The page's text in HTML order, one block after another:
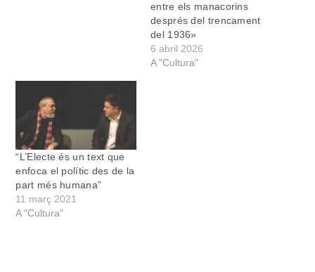
entre els manacorins
després del trencament
del 1936»
6 abril 2026
A "Cultura"
“L’Electe és un text que
enfoca el polític des de la
part més humana”
11 març 2021
A "Cultura"